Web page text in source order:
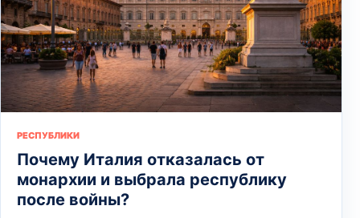
РЕСПУБЛИКИ
Почему Италия отказалась от
монархии и выбрала республику
после войны?